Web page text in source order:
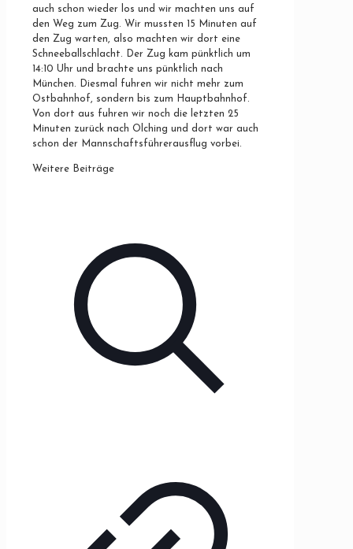
auch schon wieder los und wir machten uns auf
den Weg zum Zug. Wir mussten 15 Minuten auf
den Zug warten, also machten wir dort eine
Schneeballschlacht. Der Zug kam pünktlich um
14:10 Uhr und brachte uns pünktlich nach
München. Diesmal fuhren wir nicht mehr zum
Ostbahnhof, sondern bis zum Hauptbahnhof.
Von dort aus fuhren wir noch die letzten 25
Minuten zurück nach Olching und dort war auch
schon der Mannschaftsführerausflug vorbei.
Weitere Beiträge